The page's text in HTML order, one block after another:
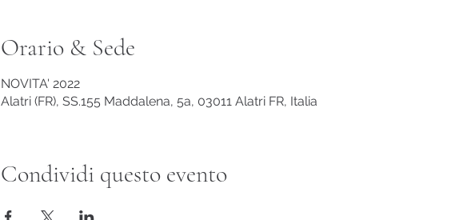
Orario & Sede
NOVITA' 2022
Alatri (FR), SS.155 Maddalena, 5a, 03011 Alatri FR, Italia
Condividi questo evento